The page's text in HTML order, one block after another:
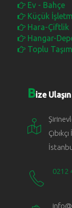
Ev - Bahçe
Küçük
Hara-Çiftlik
Hangar-
Toplu
Bize Ulaşın
0212